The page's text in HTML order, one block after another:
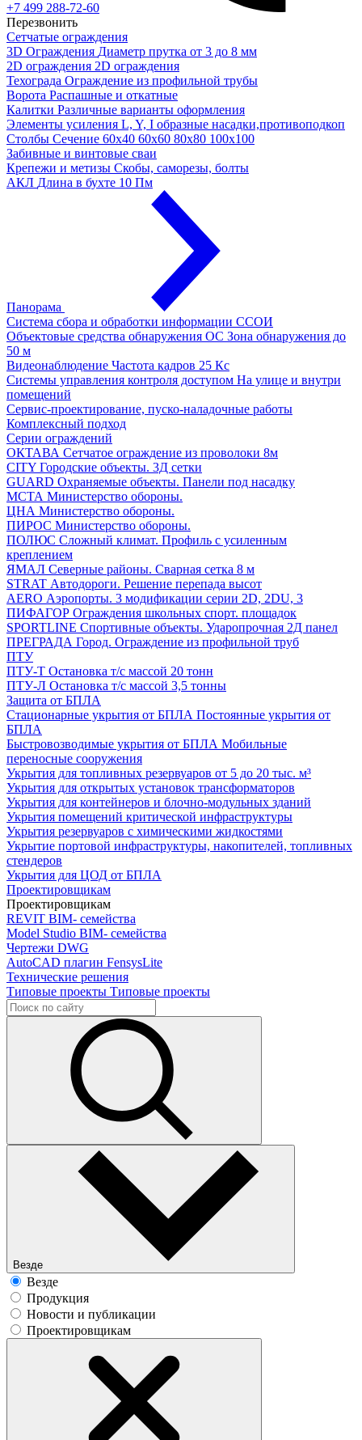
+7 499 288-72-60
Перезвонить
Сетчатые ограждения
3D Ограждения Диаметр прутка от 3 до 8 мм
2D ограждения 2D ограждения
Техограда Ограждение из профильной трубы
Ворота Распашные и откатные
Калитки Различные варианты оформления
Элементы усиления L, Y, I образные насадки,противоподкоп
Столбы Сечение 60х40 60х60 80х80 100х100
Забивные и винтовые сваи
Крепежи и метизы Скобы, саморезы, болты
АКЛ Длина в бухте 10 Пм
Панорама
Система сбора и обработки информации ССОИ
Объектовые средства обнаружения ОС Зона обнаружения до
50 м
Видеонаблюдение Частота кадров 25 Кс
Системы управления контроля доступом На улице и внутри
помещений
Сервис-проектирование, пуско-наладочные работы
Комплексный подход
Серии ограждений
ОКТАВА Сетчатое ограждение из проволоки 8м
CITY Городские объекты. 3Д сетки
GUARD Охраняемые объекты. Панели под насадку
МСТА Министерство обороны.
ЦНА Министерство обороны.
ПИРОС Министерство обороны.
ПОЛЮС Сложный климат. Профиль с усиленным
креплением
ЯМАЛ Северные районы. Сварная сетка 8 м
STRAT Автодороги. Решение перепада высот
AERO Аэропорты. 3 модификации серии 2D, 2DU, 3
ПИФАГОР Ограждения школьных спорт. площадок
SPORTLINE Спортивные объекты. Ударопрочная 2Д панел
ПРЕГРАДА Город. Ограждение из профильной труб
ПТУ
ПТУ-Т Остановка т/c массой 20 тонн
ПТУ-Л Остановка т/c массой 3,5 тонны
Защита от БПЛА
Стационарные укрытия от БПЛА Постоянные укрытия от
БПЛА
Быстровозводимые укрытия от БПЛА Мобильные
переносные сооружения
Укрытия для топливных резервуаров от 5 до 20 тыс. м³
Укрытия для открытых установок трансформаторов
Укрытия для контейнеров и блочно-модульных зданий
Укрытия помещений критической инфраструктуры
Укрытия резервуаров с химическими жидкостями
Укрытие портовой инфраструктуры, накопителей, топливных
стендеров
Укрытия для ЦОД от БПЛА
Проектировщикам
Проектировщикам
REVIT BIM- семейства
Model Studio BIM- семейства
Чертежи DWG
AutoCAD плагин FensysLite
Технические решения
Типовые проекты Типовые проекты
Везде
Везде
Продукция
Новости и публикации
Проектировщикам